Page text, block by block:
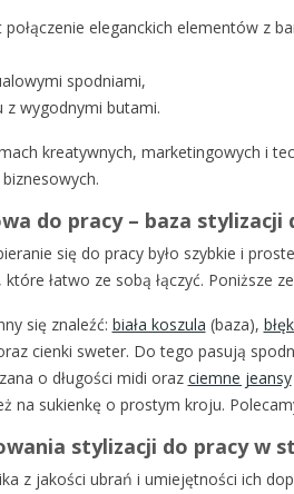
eleganckich elementów z
spodniami,
wygodnymi butami.
kreatywnych, marketingowych i
do pracy – baza
się do pracy było szybkie i
łatwo ze sobą łączyć. Poniższe
się znaleźć: biała koszula (baza),
cienki sweter. Do tego pasują
o długości midi oraz ciemne jeansy
na sukienkę o prostym kroju.
stylizacji do pracy w
z jakości ubrań i umiejętności ich